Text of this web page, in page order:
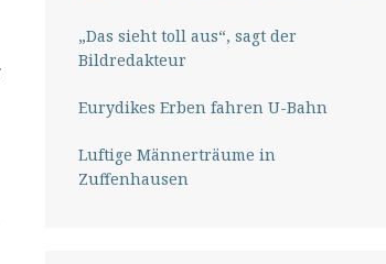
„Das sieht toll aus“, sagt der
Bildredakteur
Eurydikes Erben fahren U-Bahn
Luftige Männerträume in
Zuffenhausen